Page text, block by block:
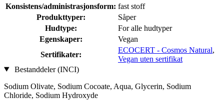
Konsistens/administrasjonsform: fast stoff
Produkttyper:
Såper
Hudtype:
For alle hudtyper
Egenskaper:
Vegan
Sertifikater:
ECOCERT - Cosmos Natural,
Vegan uten sertifikat
Bestanddeler (INCI)
Sodium Olivate, Sodium Cocoate, Aqua, Glycerin, Sodium
Chloride, Sodium Hydroxyde